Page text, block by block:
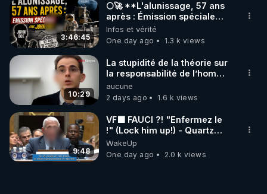
3:46:45
🌕🚀 **L'alunissage, 57 ans
après : Émission spéciale
avec John Doe !** 👨 🚀✨
Infos et vérité
One day ago
1.3 k views
10:29
La stupidité de la théorie sur
la responsabilité de l’homme
concernant le dioxyde de
carbone.
aucune
2 days ago
1.6 k views
9:48
VF🟩 FAUCI ?! "Enfermez le
!" (Lock him up!) - Quartz
Traduction
WakeUp
One day ago
2.0 k views